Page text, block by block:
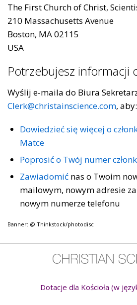
The First Church of Christ,
210 Massachusetts Avenue
Boston, MA 02115
USA
Potrzebujesz informacji
Wyślij e-maila do Biura
Clerk@christainscience.com, aby:
Dowiedzieć się więcej o
Matce
Poprosić o Twój numer
Zawiadomić nas o Twoim
mailowym, nowym adresie
nowym numerze telefonu
Banner: @ Thinkstock/photodisc
Dotacje dla Kościoła (w